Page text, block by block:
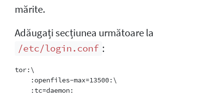
mărite.
Adăugați secțiunea următoare la
/etc/login.conf :
tor:\
    :openfiles-max=13500:\